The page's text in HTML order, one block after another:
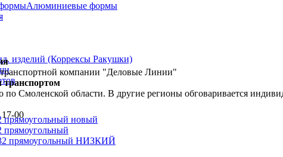
Алюминиевые формы
изделий (Коррексы Ракушки)
прямоугольный новый
прямоугольный
прямоугольный НИЗКИЙ
транспортной компании "Деловые Линии"
транспортом
по Смоленской области. В другие регионы обговаривается
00